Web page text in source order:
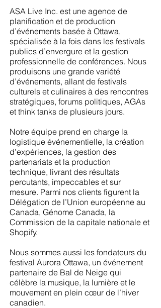
ASA Live Inc. est une agence de
planification et de production
d’événements basée à Ottawa,
spécialisée à la fois dans les festivals
publics d’envergure et la gestion
professionnelle de conférences. Nous
produisons une grande variété
d’événements, allant de festivals
culturels et culinaires à des rencontres
stratégiques, forums politiques, AGAs
et think tanks de plusieurs jours.
Notre équipe prend en charge la
logistique événementielle, la création
d’expériences, la gestion des
partenariats et la production
technique, livrant des résultats
percutants, impeccables et sur
mesure. Parmi nos clients figurent la
Délégation de l’Union européenne au
Canada, Génome Canada, la
Commission de la capitale nationale et
Shopify.
Nous sommes aussi les fondateurs du
festival Aurora Ottawa, un événement
partenaire de Bal de Neige qui
célèbre la musique, la lumière et le
mouvement en plein cœur de l’hiver
canadien.